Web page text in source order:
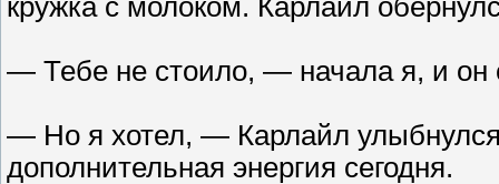
— Тебе не стоило, — начала я, и он
— Но я хотел, — Карлайл
дополнительная энергия сегодня.